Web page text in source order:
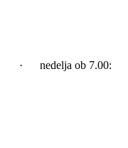
· nedelja ob